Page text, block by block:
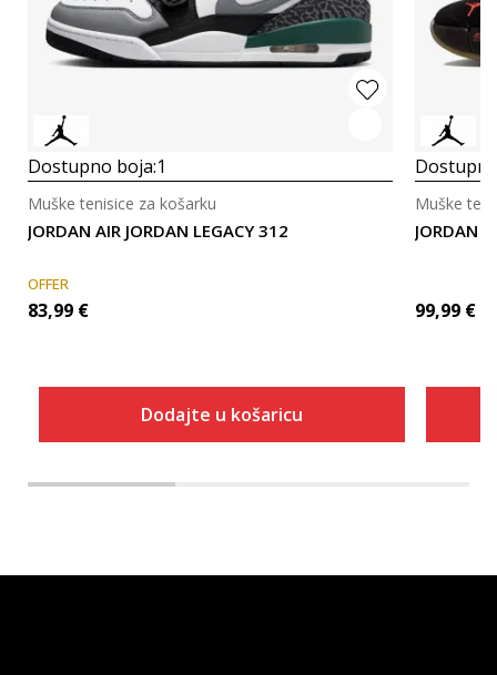
Dostupno boja:1
JORDAN AIR JORDAN LEGACY 312
Muške tenisice za košarku
OFFER
83,99 €
Dodajte u košaricu
JORDAN
Muške
99,99 €